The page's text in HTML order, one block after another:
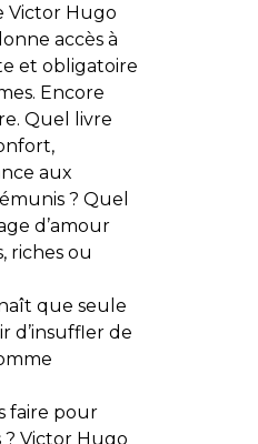
Victor Hugo
accès à
et obligatoire
Encore
Quel livre
aux
? Quel
d’amour
riches ou
que seule
d’insuffler de
faire pour
? Victor Hugo